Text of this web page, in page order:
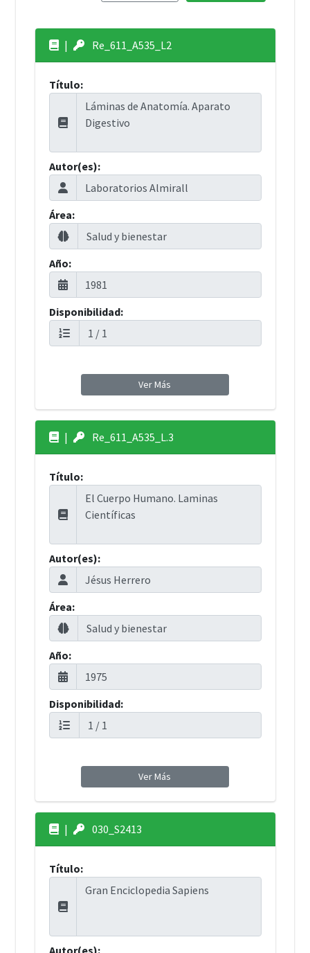
| Re_611_A535_L2
Título:
Autor(es):
Área:
Año:
Disponibilidad:
Ver Más
| Re_611_A535_L.3
Título:
Autor(es):
Área:
Año:
Disponibilidad:
Ver Más
| 030_S2413
Título:
Autor(es):